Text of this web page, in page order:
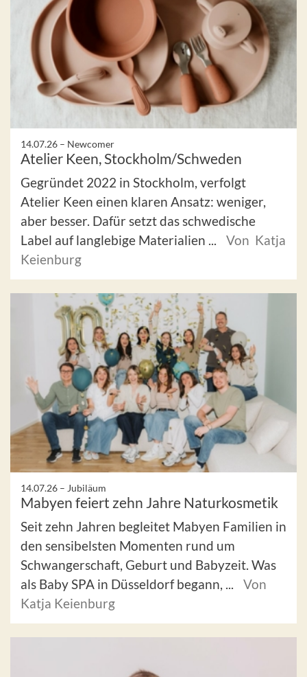
14.07.26 – Newcomer
Atelier Keen, Stockholm/Schweden
Gegründet 2022 in Stockholm, verfolgt
Atelier Keen einen klaren Ansatz: weniger,
aber besser. Dafür setzt das schwedische
Label auf langlebige Materialien ...
Von Katja
Keienburg
14.07.26 – Jubiläum
Mabyen feiert zehn Jahre Naturkosmetik
Seit zehn Jahren begleitet Mabyen Familien in
den sensibelsten Momenten rund um
Schwangerschaft, Geburt und Babyzeit. Was
als Baby SPA in Düsseldorf begann, ...
Von
Katja Keienburg